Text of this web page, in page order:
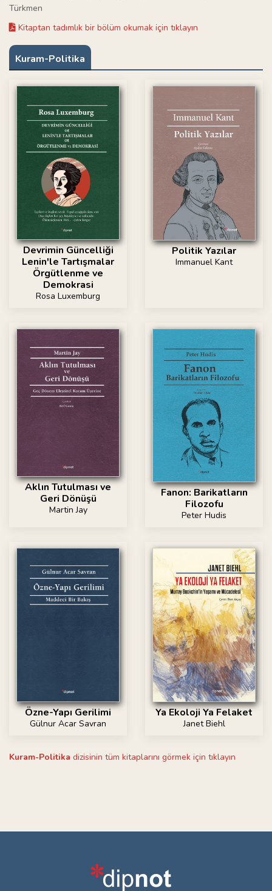
Türkmen
Kitaptan tadımlık bir bölüm okumak için tıklayın
Kuram-Politika
Devrimin Güncelliği
Lenin'le Tartışmalar
Örgütlenme ve
Demokrasi
Rosa Luxemburg
Politik Yazılar
Immanuel Kant
Aklın Tutulması ve
Geri Dönüşü
Martin Jay
Fanon: Barikatların
Filozofu
Peter Hudis
Özne-Yapı Gerilimi
Gülnur Acar Savran
Ya Ekoloji Ya Felaket
Janet Biehl
Kuram-Politika dizisinin tüm kitaplarını görmek için tıklayın